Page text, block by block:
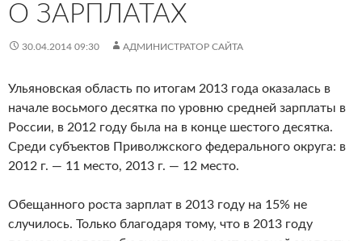
О ЗАРПЛАТАХ
30.04.2014 09:30 АДМИНИСТРАТОР САЙТА
Ульяновская область по итогам 2013 года оказалась в
начале восьмого десятка по уровню средней зарплаты в
России, в 2012 году была на в конце шестого десятка.
Среди субъектов Приволжского федерального округа: в
2012 г. — 11 место, 2013 г. — 12 место.
Обещанного роста зарплат в 2013 году на 15% не
случилось. Только благодаря тому, что в 2013 году